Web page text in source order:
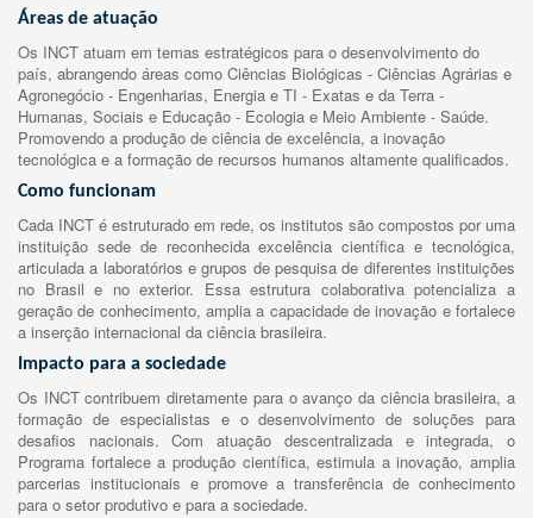
Áreas de atuação
Os INCT atuam em temas estratégicos para o desenvolvimento do
país, abrangendo áreas como Ciências Biológicas - Ciências Agrárias e
Agronegócio - Engenharias, Energia e TI - Exatas e da Terra -
Humanas, Sociais e Educação - Ecologia e Meio Ambiente - Saúde.
Promovendo a produção de ciência de excelência, a inovação
tecnológica e a formação de recursos humanos altamente qualificados.
Como funcionam
Cada INCT é estruturado em rede, os institutos são compostos por uma
instituição sede de reconhecida excelência científica e tecnológica,
articulada a laboratórios e grupos de pesquisa de diferentes instituições
no Brasil e no exterior. Essa estrutura colaborativa potencializa a
geração de conhecimento, amplia a capacidade de inovação e fortalece
a inserção internacional da ciência brasileira.
Impacto para a sociedade
Os INCT contribuem diretamente para o avanço da ciência brasileira, a
formação de especialistas e o desenvolvimento de soluções para
desafios nacionais. Com atuação descentralizada e integrada, o
Programa fortalece a produção científica, estimula a inovação, amplia
parcerias institucionais e promove a transferência de conhecimento
para o setor produtivo e para a sociedade.